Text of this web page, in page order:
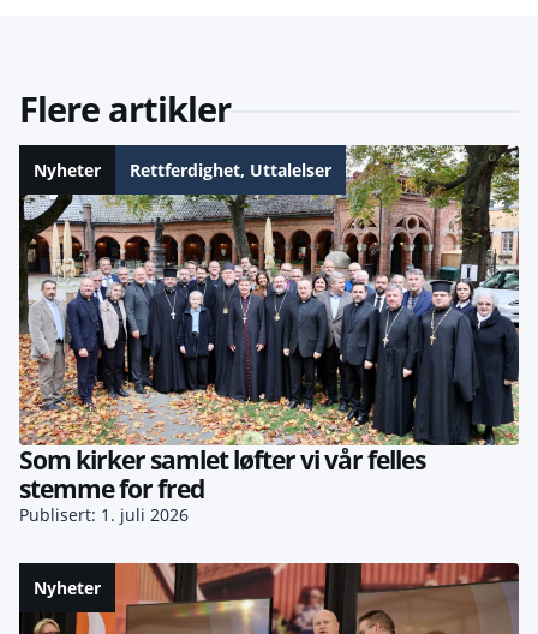
Flere artikler
Nyheter Rettferdighet, Uttalelser
Som kirker samlet løfter vi vår felles
stemme for fred
Publisert: 1. juli 2026
Nyheter